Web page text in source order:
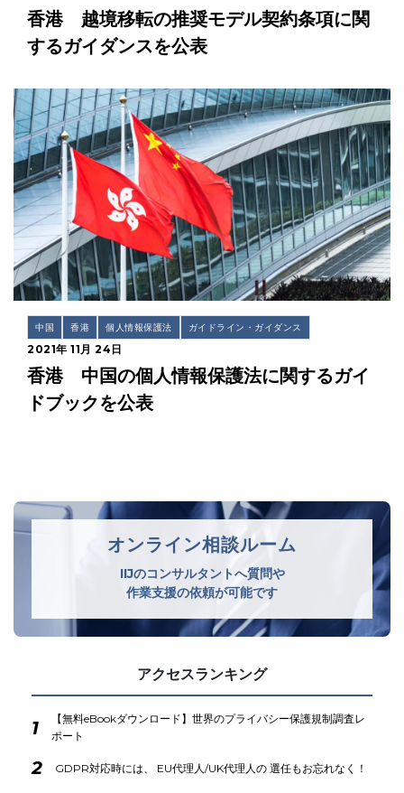
香港 越境移転の推奨モデル契約条項に関
するガイダンスを公表
中国 香港 個人情報保護法 ガイドライン・ガイダンス
2021年 11月 24日
香港 中国の個人情報保護法に関するガイ
ドブックを公表
オンライン相談ルーム
IIJのコンサルタントへ質問や
作業支援の依頼が可能です
アクセスランキング
1
【無料eBookダウンロード】世界のプライバシー保護規制調査レ
ポート
2 GDPR対応時には、 EU代理人/UK代理人の 選任もお忘れなく！